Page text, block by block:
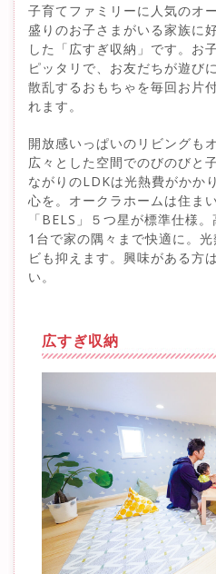
子育てファミリーに人気のオ
盛りのお子さまがいる家族に
した「広すぎ収納」です。お
ピッタリで、お友だちが遊び
散乱するおもちゃを毎回お片
れます。
開放感いっぱいのリビングも
広々とした空間でのびのびと
ながりのLDKは光熱費がかか
心を。オークラホームは住ま
「BELS」５つ星が標準仕様
1台で家の隅々まで快適に。
ビも抑えます。興味がある方
い。
広すぎ収納